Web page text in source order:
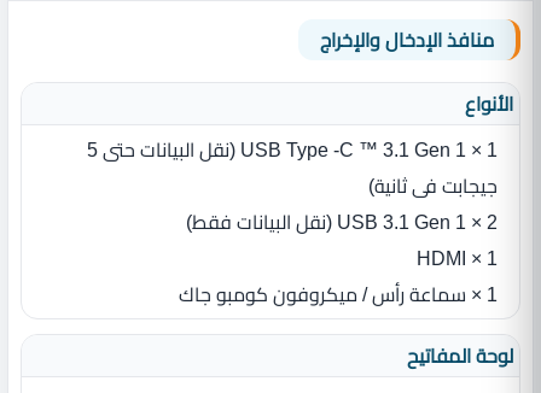
منافذ الإدخال والإخراج
الأنواع
1 × USB Type -C ™ 3.1 Gen 1 (نقل البيانات حتى 5
جيجابت فى ثانية)
2 × USB 3.1 Gen 1 (نقل البيانات فقط)
1 × HDMI
1 × سماعة رأس / ميكروفون كومبو جاك
لوحة المفاتيح